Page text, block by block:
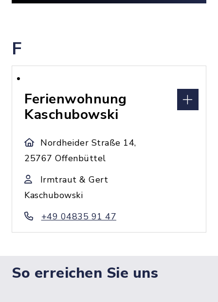
F
Ferienwohnung
Kaschubowski
Nordheider Straße 14,
25767 Offenbüttel
Irmtraut & Gert
Kaschubowski
+49 04835 91 47
So erreichen Sie uns